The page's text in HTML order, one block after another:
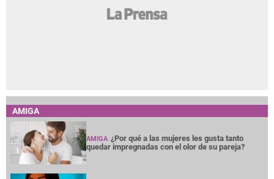
AMIGA
AMIGA ¿Por qué a las mujeres les gusta tanto
quedar impregnadas con el olor de su pareja?